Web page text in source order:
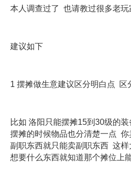
本人调查过了 也请教过很多老玩
建议如下
1 摆摊做生意建议区分明白点 区
比如 洛阳只能摆摊15到30级的
摆摊的时候物品也分清楚一点
副职东西就只能卖副职东西 这样
想要什么东西就知道那个摊位上